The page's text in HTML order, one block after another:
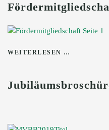
WEITERLESEN …